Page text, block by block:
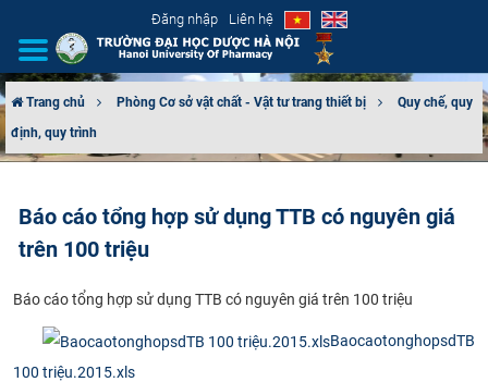
Đăng nhập Liên hệ
GIỚI THIỆU
TUYỂN SINH
ĐÀO TẠO
ĐẢM BẢO CHẤT LƯỢNG
Trang chủ Phòng Cơ sở vật chất - Vật tư trang thiết bị
Quy chế, quy
định, quy trình
Báo cáo tổng hợp sử dụng TTB có nguyên giá
trên 100 triệu
​Báo cáo tổng hợp sử dụng TTB có nguyên giá trên 100 triệu​
BaocaotonghopsdTB
100 triệu.2015.xls